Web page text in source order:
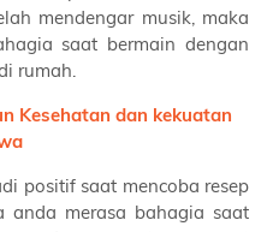
mendengar musik, maka
saat bermain dengan
rumah.
Kesehatan dan kekuatan
positif saat mencoba resep
anda merasa bahagia saat